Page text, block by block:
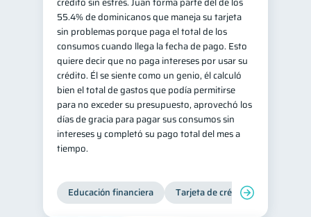
55.4% de dominicanos que maneja su tarjeta
sin problemas porque paga el total de los
consumos cuando llega la fecha de pago. Esto
quiere decir que no paga intereses por usar su
crédito. Él se siente como un genio, él calculó
bien el total de gastos que podía permitirse
para no exceder su presupuesto, aprovechó los
días de gracia para pagar sus consumos sin
intereses y completó su pago total del mes a
tiempo.
Educación financiera Tarjeta de crédito